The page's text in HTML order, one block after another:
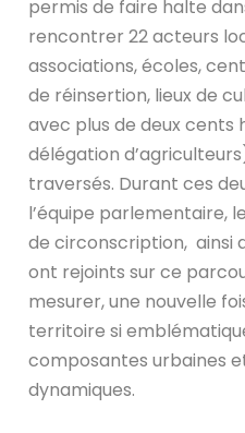
permis de faire halte
rencontrer 22 acteurs
associations, écoles,
de réinsertion, lieux de
avec plus de deux cents
délégation
traversés. Durant ces
l’équipe parlementaire,
de circonscription, ainsi
ont rejoints sur ce
mesurer, une nouvelle
territoire si
composantes urbaines
dynamiques.